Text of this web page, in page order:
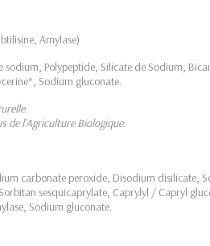
Amylase)
Polypeptide, Silicate de Sodium,
Sodium gluconate.
de l’Agriculture Biologique.
carbonate peroxide, Disodium disilicate,
sesquicaprylate, Caprylyl / Capryl
Sodium gluconate.